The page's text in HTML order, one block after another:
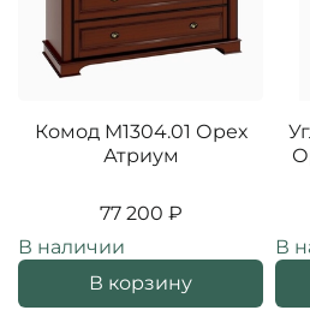
Комод M1304.01 Орех
Атриум
77 200 ₽
В наличии
В корзину
В